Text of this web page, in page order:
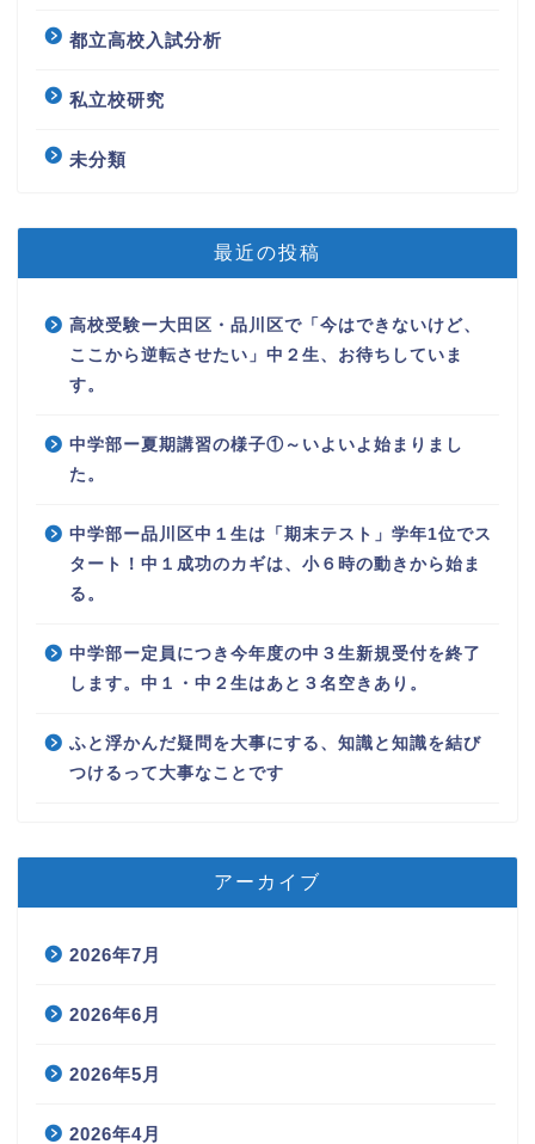
都立高校入試分析
私立校研究
未分類
最近の投稿
高校受験ー大田区・品川区で「今はできないけど、
ここから逆転させたい」中２生、お待ちしていま
す。
中学部ー夏期講習の様子①～いよいよ始まりまし
た。
中学部ー品川区中１生は「期末テスト」学年1位でス
タート！中１成功のカギは、小６時の動きから始ま
る。
中学部ー定員につき今年度の中３生新規受付を終了
します。中１・中２生はあと３名空きあり。
ふと浮かんだ疑問を大事にする、知識と知識を結び
つけるって大事なことです
アーカイブ
2026年7月
2026年6月
2026年5月
2026年4月